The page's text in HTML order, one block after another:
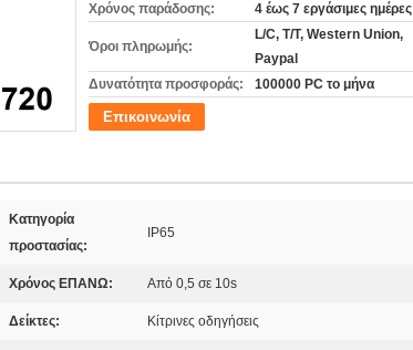
Χρόνος παράδοσης:
4 έως 7 εργάσιμες ημέρες
Όροι πληρωμής:
L/C, T/T, Western Union,
Paypal
Δυνατότητα προσφοράς:
100000 PC το μήνα
Επικοινωνία
Κατηγορία
προστασίας:
IP65
Χρόνος ΕΠΑΝΩ: Από 0,5 σε 10s
Δείκτες: Κίτρινες οδηγήσεις